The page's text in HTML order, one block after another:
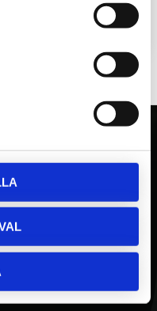
vagnar,
Med över
och